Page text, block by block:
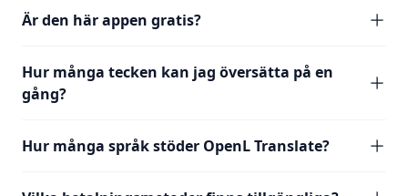
Är den här appen gratis?
Hur många tecken kan jag översätta på en
gång?
Hur många språk stöder OpenL Translate?